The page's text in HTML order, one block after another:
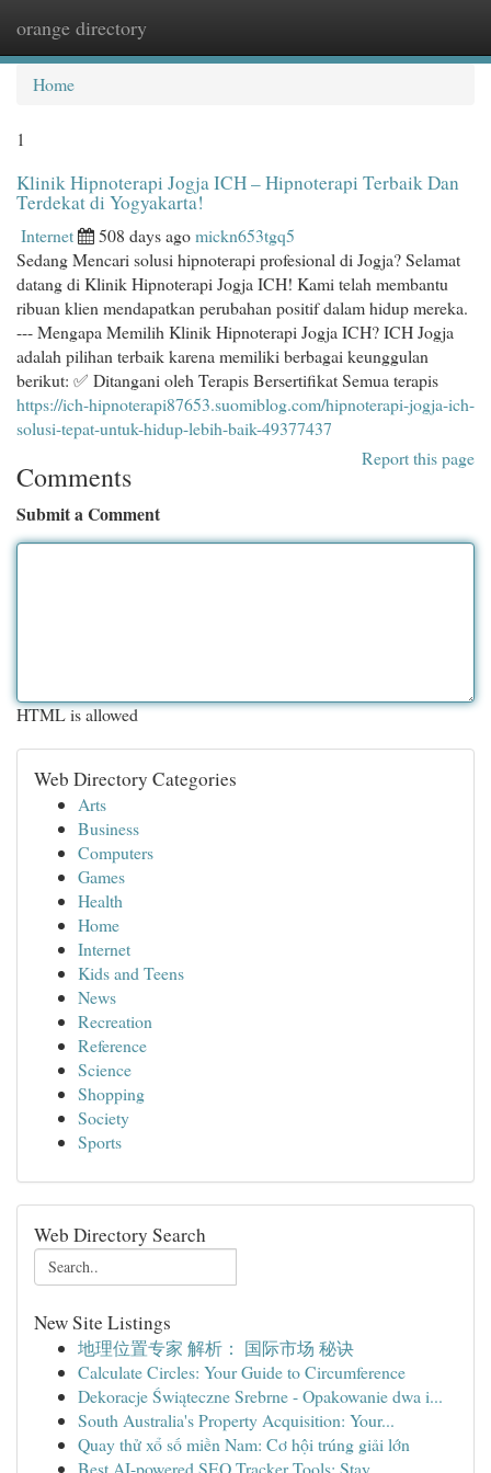
orange directory
Home
1
Klinik Hipnoterapi Jogja ICH – Hipnoterapi Terbaik Dan
Terdekat di Yogyakarta!
Internet 508 days agomickn653tgq5
Sedang Mencari solusi hipnoterapi profesional di Jogja? Selamat
datang di Klinik Hipnoterapi Jogja ICH! Kami telah membantu
ribuan klien mendapatkan perubahan positif dalam hidup mereka.
--- Mengapa Memilih Klinik Hipnoterapi Jogja ICH? ICH Jogja
adalah pilihan terbaik karena memiliki berbagai keunggulan
berikut: ✅ Ditangani oleh Terapis Bersertifikat Semua terapis
https://ich-hipnoterapi87653.suomiblog.com/hipnoterapi-jogja-ich-
solusi-tepat-untuk-hidup-lebih-baik-49377437
Report this page
Comments
Submit a Comment
HTML is allowed
Web Directory Categories
Arts
Business
Computers
Games
Health
Home
Internet
Kids and Teens
News
Recreation
Reference
Science
Shopping
Society
Sports
Web Directory Search
New Site Listings
地理位置专家 解析： 国际市场 秘诀
Calculate Circles: Your Guide to Circumference
Dekoracje Świąteczne Srebrne - Opakowanie dwa i...
South Australia's Property Acquisition: Your...
Quay thử xổ số miền Nam: Cơ hội trúng giải lớn
Best AI-powered SEO Tracker Tools: Stay ...